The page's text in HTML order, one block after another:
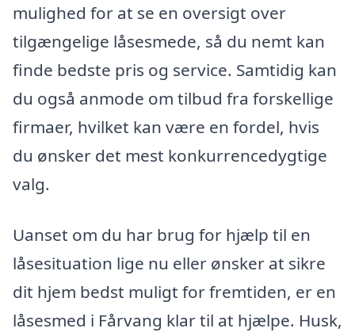
mulighed for at se en oversigt over
tilgængelige låsesmede, så du nemt kan
finde bedste pris og service. Samtidig kan
du også anmode om tilbud fra forskellige
firmaer, hvilket kan være en fordel, hvis
du ønsker det mest konkurrencedygtige
valg.
Uanset om du har brug for hjælp til en
låsesituation lige nu eller ønsker at sikre
dit hjem bedst muligt for fremtiden, er en
låsesmed i Fårvang klar til at hjælpe. Husk,